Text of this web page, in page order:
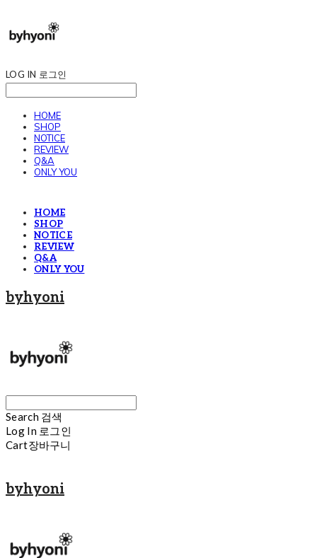
LOG IN 로그인
HOME
SHOP
NOTICE
REVIEW
Q&A
ONLY YOU
HOME
SHOP
NOTICE
REVIEW
Q&A
ONLY YOU
byhyoni
Search 검색
Log In 로그인
Cart장바구니
byhyoni